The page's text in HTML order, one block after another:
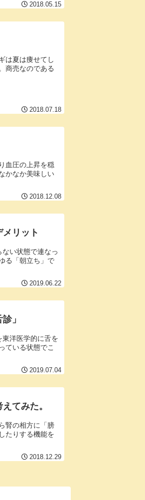
2018.05.15
は夏は痩せてし
商売なのである
2018.07.18
血圧の上昇を穏
かなか美味しい
2018.12.08
リット
い状態で連なっ
る「朝立ち」で
2019.06.22
」
洋医学的に舌を
ている状態でこ
2019.07.04
てみた。
腎の相方に「膀
たりする機能を
2018.12.29